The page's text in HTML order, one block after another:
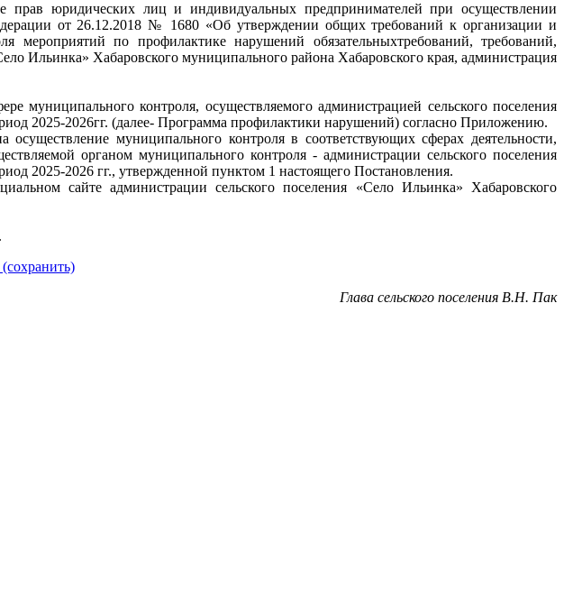
юридических лиц и индивидуальных предпринимателей при осуществлении
от 26.12.2018 № 1680 «Об утверждении общих требований к организации и
мероприятий по профилактике нарушений обязательныхтребований, требований,
Ильинка» Хабаровского муниципального района Хабаровского края, администрация
муниципального контроля, осуществляемого администрацией сельского поселения
2025-2026гг. (далее- Программа профилактики нарушений) согласно Приложению.
муниципального контроля в соответствующих сферах деятельности,
органом муниципального контроля - администрации сельского поселения
2025-2026 гг., утвержденной пунктом 1 настоящего Постановления.
сайте администрации сельского поселения «Село Ильинка» Хабаровского
Глава сельского поселения В.Н. Пак